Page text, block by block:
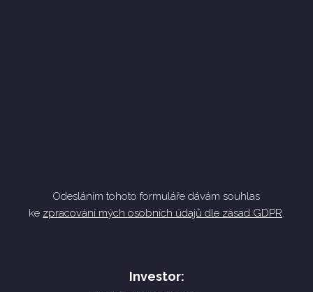
Odesláním tohoto formuláře dávám souhlas
ke zpracování mých osobních údajů dle zásad GDPR
Investor: